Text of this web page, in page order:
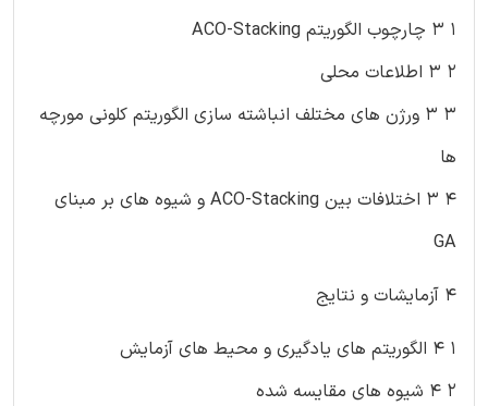
۱ ۳ چارچوب الگوریتم ACO-Stacking
۲ ۳ اطلاعات محلی
۳ ۳ ورژن های مختلف انباشته سازی الگوریتم کلونی مورچه
ها
۴ ۳ اختلافات بین ACO-Stacking و شیوه های بر مبنای
GA
۴ آزمایشات و نتایج
۱ ۴ الگوریتم های یادگیری و محیط های آزمایش
۲ ۴ شیوه های مقایسه شده